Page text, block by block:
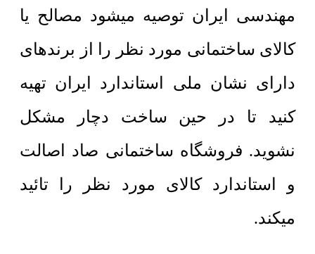
مهندسی ایران توصیه میشود مصالح یا
کالای ساختمانی مورد نظر را از برندهای
دارای نشان ملی استاندارد ایران تهیه
کنید تا در حین ساخت دچار مشکل
نشوید. فروشگاه ساختمانی صاد اصالت
و استاندارد کالای مورد نظر را تائید
میکند.